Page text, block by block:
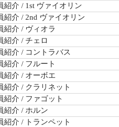
紹介 / 1st ヴァイオリン
紹介 / 2nd ヴァイオリン
紹介 / ヴィオラ
紹介 / チェロ
紹介 / コントラバス
紹介 / フルート
紹介 / オーボエ
紹介 / クラリネット
紹介 / ファゴット
紹介 / ホルン
紹介 / トランペット